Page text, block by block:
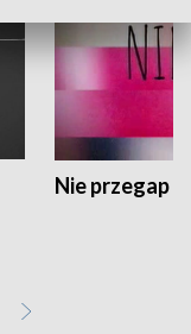
Nie przegap